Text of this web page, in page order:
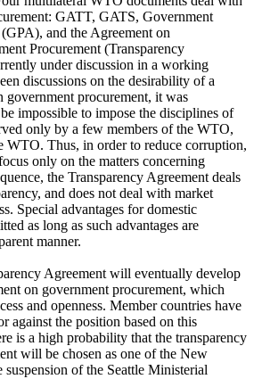
GATT, GATS, Government
and the Agreement on
Procurement (Transparency
under discussion in a working
discussions on the desirability of a
government procurement, it was
impossible to impose the disciplines of
only by a few members of the WTO,
WTO. Thus, in order to reduce corruption,
only on the matters concerning
the Transparency Agreement deals
and does not deal with market
Special advantages for domestic
as long as such advantages are
manner.
Agreement will eventually develop
on government procurement, which
and openness. Member countries have
against the position based on this
is a high probability that the transparency
will be chosen as one of the New
suspension of the Seattle Ministerial